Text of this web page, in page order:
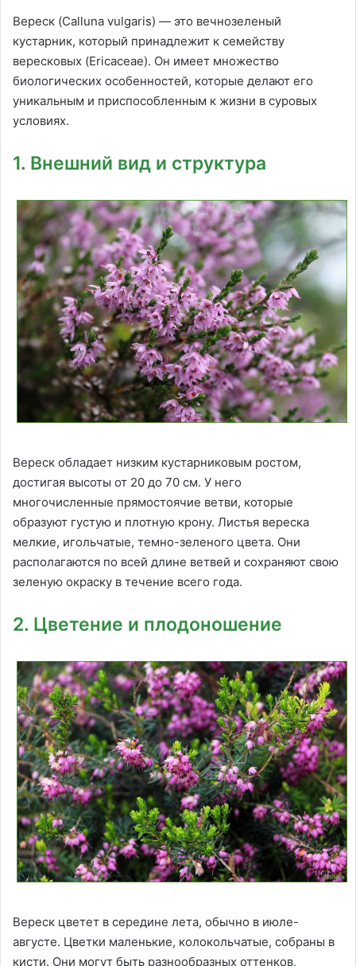
Вереск (Calluna vulgaris) — это вечнозеленый
кустарник, который принадлежит к семейству
вересковых (Ericaceae). Он имеет множество
биологических особенностей, которые делают его
уникальным и приспособленным к жизни в суровых
условиях.
1. Внешний вид и структура
Вереск обладает низким кустарниковым ростом,
достигая высоты от 20 до 70 см. У него
многочисленные прямостоячие ветви, которые
образуют густую и плотную крону. Листья вереска
мелкие, игольчатые, темно-зеленого цвета. Они
располагаются по всей длине ветвей и сохраняют свою
зеленую окраску в течение всего года.
2. Цветение и плодоношение
Вереск цветет в середине лета, обычно в июле-
августе. Цветки маленькие, колокольчатые, собраны в
кисти. Они могут быть разнообразных оттенков,